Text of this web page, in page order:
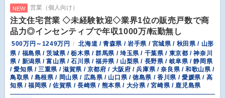
NEW 営業（個人向け）
注文住宅営業 ◇未経験歓迎◇業界1位の販売戸数で商
品力◎インセンティブで年収1000万/転勤無し
500万円～1249万円
北海道 / 青森県 / 岩手県 / 宮城県 / 秋田県 / 山形
県 / 福島県 / 茨城県 / 栃木県 / 群馬県 / 埼玉県 / 千葉県 / 東京都 / 神奈川
県 / 新潟県 / 富山県 / 石川県 / 福井県 / 山梨県 / 長野県 / 岐阜県 / 静岡県
/ 愛知県 / 三重県 / 滋賀県 / 京都府 / 大阪府 / 兵庫県 / 奈良県 / 和歌山県 /
鳥取県 / 島根県 / 岡山県 / 広島県 / 山口県 / 徳島県 / 香川県 / 愛媛県 / 高
知県 / 福岡県 / 佐賀県 / 長崎県 / 熊本県 / 大分県 / 宮崎県 / 鹿児島県